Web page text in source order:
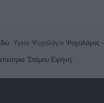
Υγεία Ψυχολόγοι Ψυχολόγος -
'Στάμου Ειρήνη'